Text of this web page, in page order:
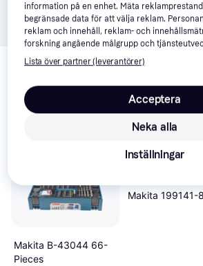
Relaterade produkter
intressera dig.
Makita B-43044 66-
Pieces
Makita 199141-8
information på en enhet. Mäta
begränsade data för att välja reklam.
reklam och innehåll, reklam- och
forskning angående målgrupp och
Lista över partner (leverantörer)
Neka alla
Acceptera
Inställningar